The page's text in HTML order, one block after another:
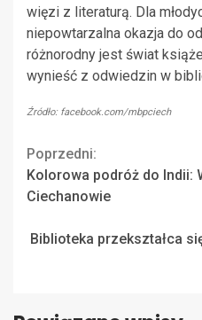
więzi z literaturą. Dla
niepowtarzalna okazja do
różnorodny jest świat
wynieść z odwiedzin w
Źródło: facebook.com/mbpciech
Continue
Reading
Poprzedni:
Kolorowa podróż do Indii:
Ciechanowie
Biblioteka przekształca